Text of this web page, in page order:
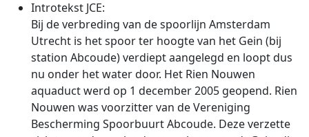
Introtekst JCE:
Bij de verbreding van de spoorlijn Amsterdam
Utrecht is het spoor ter hoogte van het Gein (bij
station Abcoude) verdiept aangelegd en loopt dus
nu onder het water door. Het Rien Nouwen
aquaduct werd op 1 december 2005 geopend. Rien
Nouwen was voorzitter van de Vereniging
Bescherming Spoorbuurt Abcoude. Deze verzette